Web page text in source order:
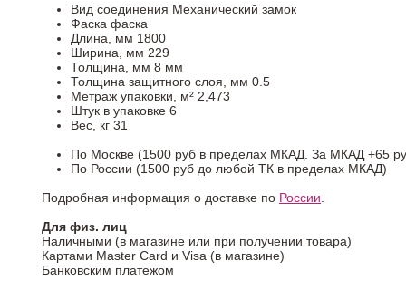
Вид соединения Механический замок
Фаска фаска
Длина, мм 1800
Ширина, мм 229
Толщина, мм 8 мм
Толщина защитного слоя, мм 0.5
Метраж упаковки, м² 2,473
Штук в упаковке 6
Вес, кг 31
По Москве (1500 руб в пределах МКАД. За МКАД +65
По России (1500 руб до любой ТК в пределах МКАД)
Подробная информация о доставке по России
Для физ. лиц
Наличными (в магазине или при получении товара)
Картами Master Card и Visa (в магазине)
Банковским платежом